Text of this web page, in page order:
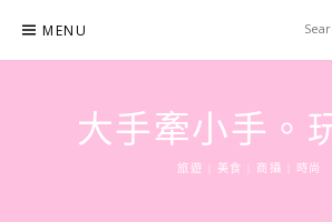
content
MENU
大手牽小手。
旅遊 | 美食 | 商攝 | 時尚